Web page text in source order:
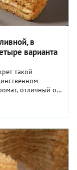
в
варианта
такой
отличный от
любви - это
вкус пряников.